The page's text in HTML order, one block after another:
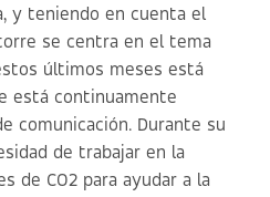
y teniendo en cuenta el
se centra en el tema
últimos meses está
está continuamente
comunicación. Durante su
de trabajar en la
de CO2 para ayudar a la